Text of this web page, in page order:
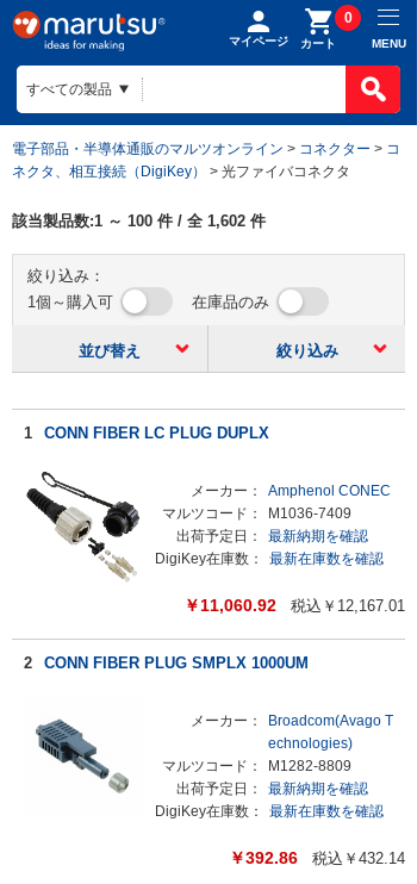
マイページ カート
0
MENU
電子部品・半導体通販のマルツオンライン > コネクター > コ
ネクタ、相互接続（DigiKey）
> 光ファイバコネクタ
該当製品数:1 ～ 100 件 / 全 1,602 件
絞り込み：
1個～購入可
在庫品のみ
並び替え 絞り込み
1 CONN FIBER LC PLUG DUPLX
メーカー：
Amphenol CONEC
マルツコード：
M1036-7409
出荷予定日：
最新納期を確認
DigiKey在庫数：
最新在庫数を確認
￥11,060.92 税込￥ 12,167.01
2 CONN FIBER PLUG SMPLX 1000UM
メーカー：
Broadcom(Avago T
echnologies)
マルツコード：
M1282-8809
出荷予定日：
最新納期を確認
DigiKey在庫数：
最新在庫数を確認
￥392.86 税込￥ 432.14